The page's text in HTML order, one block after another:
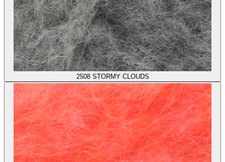
2508 STORMY CLOUDS